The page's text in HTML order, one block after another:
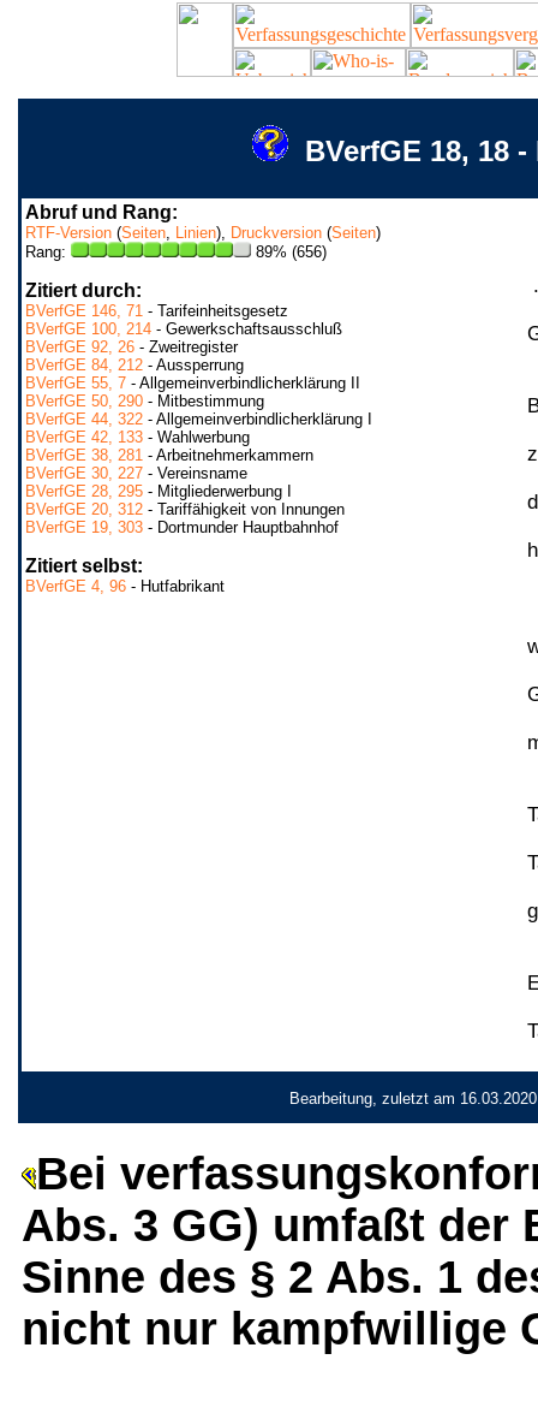
BVerfGE 18, 18
Abruf und Rang:
RTF-Version (Seiten, Linien), Druckversion (Seiten)
Rang:
89% (656)
Zitiert durch:
BVerfGE 146, 71 - Tarifeinheitsgesetz
BVerfGE 100, 214 - Gewerkschaftsausschluß
BVerfGE 92, 26 - Zweitregister
BVerfGE 84, 212 - Aussperrung
BVerfGE 55, 7 - Allgemeinverbindlicherklärung II
BVerfGE 50, 290 - Mitbestimmung
BVerfGE 44, 322 - Allgemeinverbindlicherklärung I
BVerfGE 42, 133 - Wahlwerbung
BVerfGE 38, 281 - Arbeitnehmerkammern
BVerfGE 30, 227 - Vereinsname
BVerfGE 28, 295 - Mitgliederwerbung I
BVerfGE 20, 312 - Tariffähigkeit von Innungen
BVerfGE 19, 303 - Dortmunder Hauptbahnhof
Zitiert selbst:
BVerfGE 4, 96 - Hutfabrikant
Bearbeitung, zuletzt am
Bei
Abs. 3 GG) umfaßt der
Sinne des § 2 Abs. 1
nicht nur kampfwillige